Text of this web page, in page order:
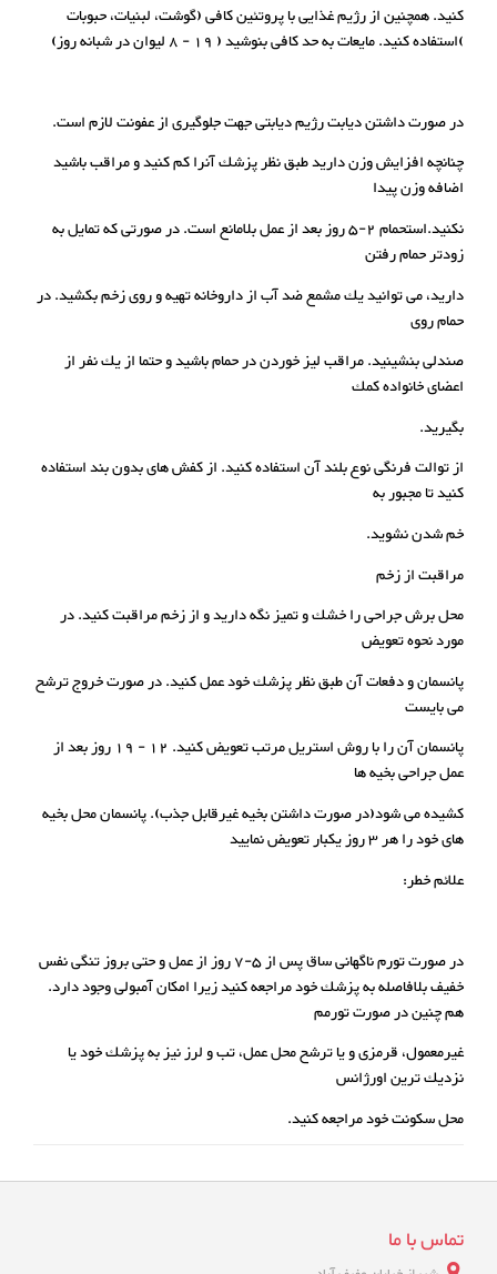
کنید. همچنین از رژیم غذایی با پروتئین کافی (گوشت، لبنیات، حبوبات
)استفاده کنید. مایعات به حد کافی بنوشید ( 19 - 8 لیوان در شبانه روز)
در صورت داشتن دیابت رژیم دیابتی جهت جلوگیری از عفونت لازم است.
چنانچه افزایش وزن دارید طبق نظر پزشك آنرا کم کنید و مراقب باشید
اضافه وزن پیدا
نکنید.استحمام 2-5 روز بعد از عمل بلامانع است. در صورتی که تمایل به
زودتر حمام رفتن
دارید، می توانید یك مشمع ضد آب از داروخانه تهیه و روی زخم بکشید. در
حمام روی
صندلی بنشینید. مراقب لیز خوردن در حمام باشید و حتما از یك نفر از
اعضای خانواده کمك
بگیرید.
از توالت فرنگی نوع بلند آن استفاده کنید. از کفش های بدون بند استفاده
کنید تا مجبور به
خم شدن نشوید.
مراقبت از زخم
محل برش جراحی را خشك و تمیز نگه دارید و از زخم مراقبت کنید. در
مورد نحوه تعویض
پانسمان و دفعات آن طبق نظر پزشك خود عمل کنید. در صورت خروج ترشح
می بایست
پانسمان آن را با روش استریل مرتب تعویض کنید. 12 - 19 روز بعد از
عمل جراحی بخیه ها
کشیده می شود(در صورت داشتن بخیه غیرقابل جذب). پانسمان محل بخیه
های خود را هر 3 روز یکبار تعویض نمایید
علائم خطر:
در صورت تورم ناگهانی ساق پس از 5-7 روز از عمل و حتی بروز تنگی نفس
خفیف بلافاصله به پزشك خود مراجعه کنید زیرا امکان آمبولی وجود دارد.
هم چنین در صورت تورمم
غیرمعمول، قرمزی و یا ترشح محل عمل، تب و لرز نیز به پزشك خود یا
نزدیك ترین اورژانس
محل سکونت خود مراجعه کنید.
تماس با ما